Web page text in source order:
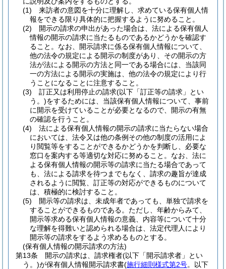
(1)
来訪者の意図を十分に理解し、求めている保有個人情
報をできる限り具体的に把握するように努めること。
(2)
開示の請求の申出があった場合は、法による保有個人
情報の開示の請求に当たるものであるかどうかを確認す
ること。 なお、開示請求に係る保有個人情報について、
他の法令の規定による開示の制度があり、その開示の方
法が法による開示の方法と同一である場合には、当該同
一の方法による開示の実施は、他の法令の規定により行
うことになることに注意すること。
(3)
訂正又は利用停止の請求(以下「訂正等の請求」とい
う。)をするためには、当該保有個人情報について、事前
に開示を受けていることが必要となるので、開示の有無
の確認を行うこと。
(4)
法による保有個人情報の開示の請求に当たらない場合
においては、法令又は他の条例その他の制度の活用によ
り閲覧等をすることができるかどうかを判断し、必要な
窓口を案内する等適切な対応に努めること。 なお、法に
よる保有個人情報の開示等の請求に当たる場合であって
も、法による請求を待つまでもなく、請求の趣旨が達成
されるように閲覧、訂正等の対応ができるものについて
は、積極的に検討すること。
(5)
開示等の請求は、未成年者であっても、単独で請求を
することができるものである。 ただし、年齢からみて、
開示等求める保有個人情報の意義、内容等について十分
な理解を得難いと認められる場合は、法定代理人により
開示等の請求をするよう求めるものとする。
(保有個人情報の開示請求の方法)
第13条
開示の請求は、請求権者(以下「開示請求者」とい
う。)が保有個人情報開示請求書(施行細則様式第2号。以下